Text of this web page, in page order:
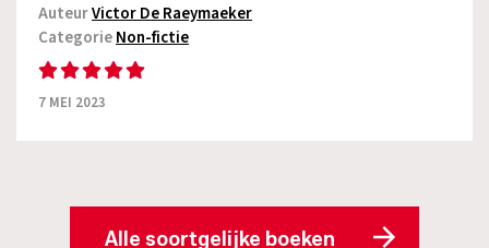
AuteurVictor De Raeymaeker
CategorieNon-fictie
7 MEI 2023
Alle soortgelijke boeken